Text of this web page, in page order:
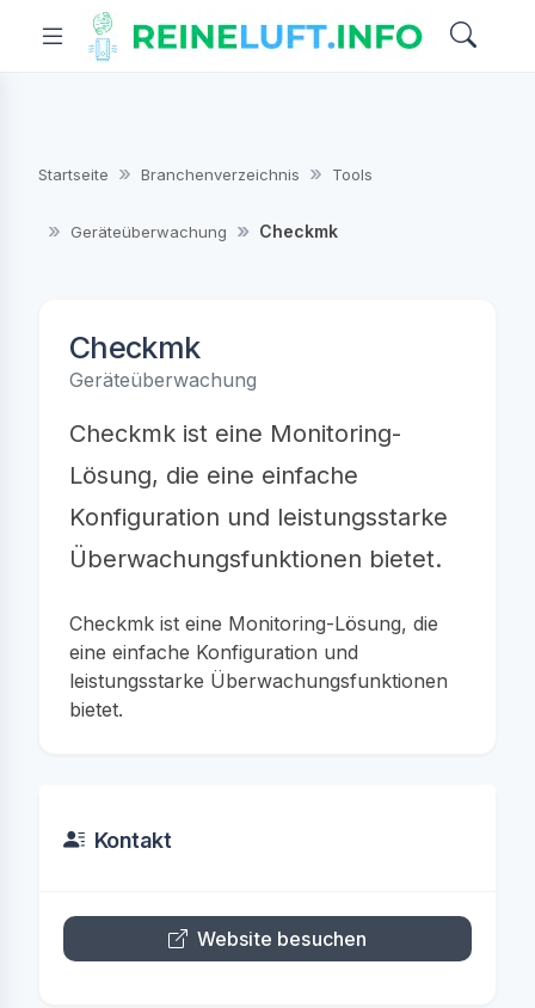
Startseite Branchenverzeichnis Tools
Geräteüberwachung Checkmk
Checkmk
Geräteüberwachung
Checkmk ist eine Monitoring-
Lösung, die eine einfache
Konfiguration und leistungsstarke
Überwachungsfunktionen bietet.
Checkmk ist eine Monitoring-Lösung, die
eine einfache Konfiguration und
leistungsstarke Überwachungsfunktionen
bietet.
Kontakt
Website besuchen